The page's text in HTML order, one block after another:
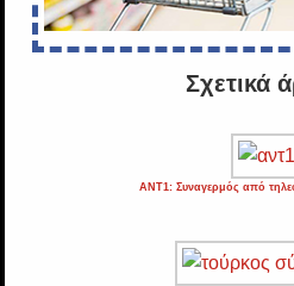
Σχετικά
ΑΝΤ1: Συναγερμός από